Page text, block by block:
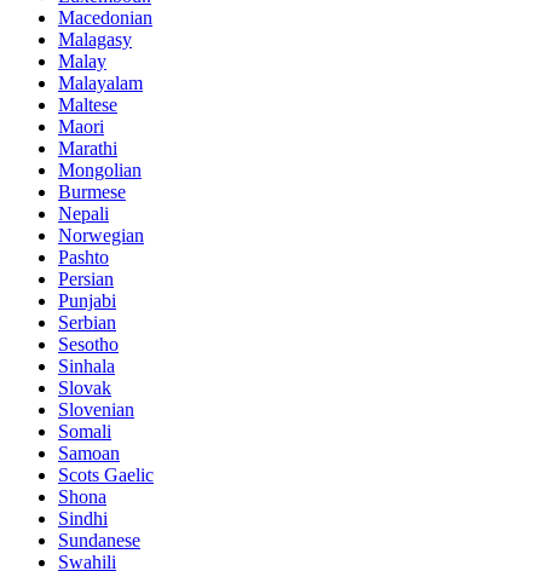
Macedonian
Malagasy
Malay
Malayalam
Maltese
Maori
Marathi
Mongolian
Burmese
Nepali
Norwegian
Pashto
Persian
Punjabi
Serbian
Sesotho
Sinhala
Slovak
Slovenian
Somali
Samoan
Scots Gaelic
Shona
Sindhi
Sundanese
Swahili